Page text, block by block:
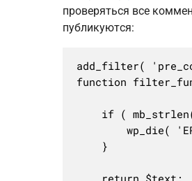
проверяться все
публикуются:
add_filter(
function